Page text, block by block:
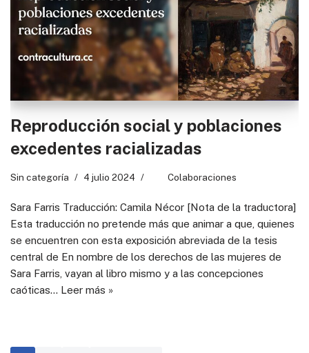
Reproducción social y poblaciones
excedentes racializadas
Sin categoría 4 julio 2024 Colaboraciones
Sara Farris Traducción: Camila Nécor [Nota de la traductora]
Esta traducción no pretende más que animar a que, quienes
se encuentren con esta exposición abreviada de la tesis
central de En nombre de los derechos de las mujeres de
Sara Farris, vayan al libro mismo y a las concepciones
caóticas… Leer más »